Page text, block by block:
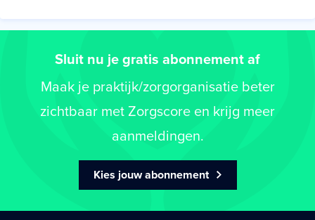
Sluit nu je gratis abonnement af
Maak je praktijk/zorgorganisatie beter
zichtbaar met Zorgscore en krijg meer
aanmeldingen.
Kies jouw abonnement